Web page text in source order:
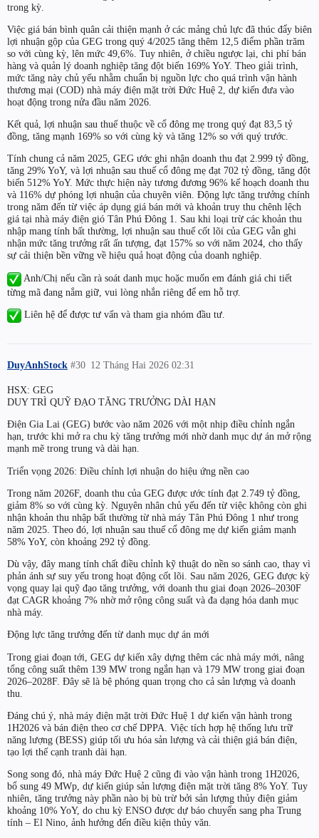
trong kỳ.
Việc giá bán bình quân cải thiện mạnh ở các mảng chủ lực đã thúc đẩy biên
lợi nhuận gộp của GEG trong quý 4/2025 tăng thêm 12,5 điểm phần trăm
so với cùng kỳ, lên mức 49,6%. Tuy nhiên, ở chiều ngược lại, chi phí bán
hàng và quản lý doanh nghiệp tăng đột biến 169% YoY. Theo giải trình,
mức tăng này chủ yếu nhằm chuẩn bị nguồn lực cho quá trình vận hành
thương mại (COD) nhà máy điện mặt trời Đức Huệ 2, dự kiến đưa vào
hoạt động trong nửa đầu năm 2026.
Kết quả, lợi nhuận sau thuế thuộc về cổ đông mẹ trong quý đạt 83,5 tỷ
đồng, tăng mạnh 169% so với cùng kỳ và tăng 12% so với quý trước.
Tính chung cả năm 2025, GEG ước ghi nhận doanh thu đạt 2.999 tỷ đồng,
tăng 29% YoY, và lợi nhuận sau thuế cổ đông mẹ đạt 702 tỷ đồng, tăng đột
biến 512% YoY. Mức thực hiện này tương đương 96% kế hoạch doanh thu
và 116% dự phóng lợi nhuận của chuyên viên. Động lực tăng trưởng chính
trong năm đến từ việc áp dụng giá bán mới và khoản truy thu chênh lệch
giá tại nhà máy điện gió Tân Phú Đông 1. Sau khi loại trừ các khoản thu
nhập mang tính bất thường, lợi nhuận sau thuế cốt lõi của GEG vẫn ghi
nhận mức tăng trưởng rất ấn tượng, đạt 157% so với năm 2024, cho thấy
sự cải thiện bền vững về hiệu quả hoạt động của doanh nghiệp.
Anh/Chị nếu cần rà soát danh mục hoặc muốn em đánh giá chi tiết
từng mã đang nắm giữ, vui lòng nhắn riêng để em hỗ trợ.
Liên hệ để được tư vấn và tham gia nhóm đầu tư.
DuyAnhStock 12 Tháng Hai 2026 02:31
#30
HSX: GEG
DUY TRÌ QUỸ ĐẠO TĂNG TRƯỞNG DÀI HẠN
Điện Gia Lai (GEG) bước vào năm 2026 với một nhịp điều chỉnh ngắn
hạn, trước khi mở ra chu kỳ tăng trưởng mới nhờ danh mục dự án mở rộng
mạnh mẽ trong trung và dài hạn.
Triển vọng 2026: Điều chỉnh lợi nhuận do hiệu ứng nền cao
Trong năm 2026F, doanh thu của GEG được ước tính đạt 2.749 tỷ đồng,
giảm 8% so với cùng kỳ. Nguyên nhân chủ yếu đến từ việc không còn ghi
nhận khoản thu nhập bất thường từ nhà máy Tân Phú Đông 1 như trong
năm 2025. Theo đó, lợi nhuận sau thuế cổ đông mẹ dự kiến giảm mạnh
58% YoY, còn khoảng 292 tỷ đồng.
Dù vậy, đây mang tính chất điều chỉnh kỹ thuật do nền so sánh cao, thay vì
phản ánh sự suy yếu trong hoạt động cốt lõi. Sau năm 2026, GEG được kỳ
vọng quay lại quỹ đạo tăng trưởng, với doanh thu giai đoạn 2026–2030F
đạt CAGR khoảng 7% nhờ mở rộng công suất và đa dạng hóa danh mục
nhà máy.
Động lực tăng trưởng đến từ danh mục dự án mới
Trong giai đoạn tới, GEG dự kiến xây dựng thêm các nhà máy mới, nâng
tổng công suất thêm 139 MW trong ngắn hạn và 179 MW trong giai đoạn
2026–2028F. Đây sẽ là bệ phóng quan trọng cho cả sản lượng và doanh
thu.
Đáng chú ý, nhà máy điện mặt trời Đức Huệ 1 dự kiến vận hành trong
1H2026 và bán điện theo cơ chế DPPA. Việc tích hợp hệ thống lưu trữ
năng lượng (BESS) giúp tối ưu hóa sản lượng và cải thiện giá bán điện,
tạo lợi thế cạnh tranh dài hạn.
Song song đó, nhà máy Đức Huệ 2 cũng đi vào vận hành trong 1H2026,
bổ sung 49 MWp, dự kiến giúp sản lượng điện mặt trời tăng 8% YoY. Tuy
nhiên, tăng trưởng này phần nào bị bù trừ bởi sản lượng thủy điện giảm
khoảng 10% YoY, do chu kỳ ENSO được dự báo chuyển sang pha Trung
tính – El Nino, ảnh hưởng đến điều kiện thủy văn.